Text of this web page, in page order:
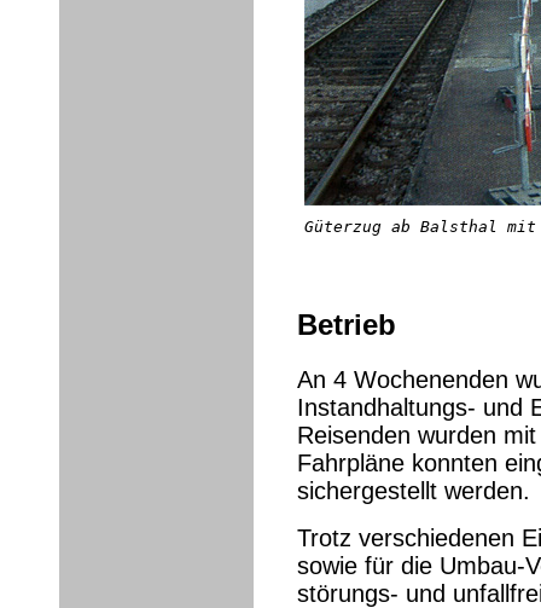
Güterzug ab Balsthal
Betrieb
An 4 Wochenenden
Instandhaltungs- und
Reisenden wurden
Fahrpläne konnten
sichergestellt werden.
Trotz verschiedenen
sowie für die Umbau-
störungs- und